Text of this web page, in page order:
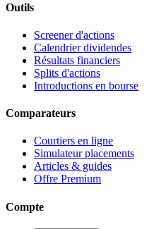
Outils
Screener d'actions
Calendrier dividendes
Résultats financiers
Splits d'actions
Introductions en bourse
Comparateurs
Courtiers en ligne
Simulateur placements
Articles & guides
Offre Premium
Compte